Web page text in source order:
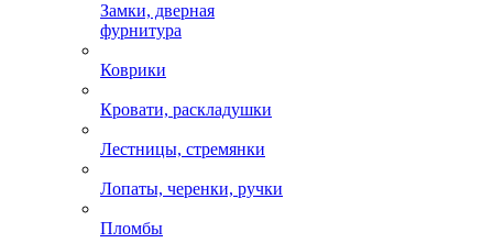
Замки, дверная
фурнитура
Коврики
Кровати, раскладушки
Лестницы, стремянки
Лопаты, черенки, ручки
Пломбы